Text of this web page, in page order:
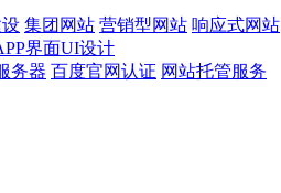
集团网站 营销型网站 响应式网站
界面UI设计
务器 百度官网认证 网站托管服务